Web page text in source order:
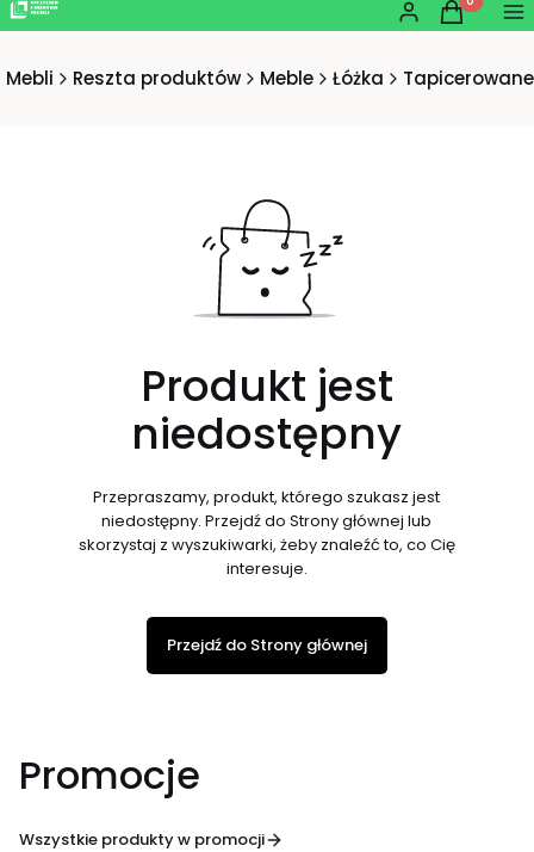
Zaloguj się
Produkty
Koszyk
Reszta produktów Meble Łóżka Tapicerowane
Produkt jest
niedostępny
Przepraszamy, produkt, którego szukasz jest
niedostępny. Przejdź do Strony głównej lub
skorzystaj z wyszukiwarki, żeby znaleźć to, co Cię
interesuje.
Przejdź do Strony głównej
Promocje
Wszystkie produkty w promocji